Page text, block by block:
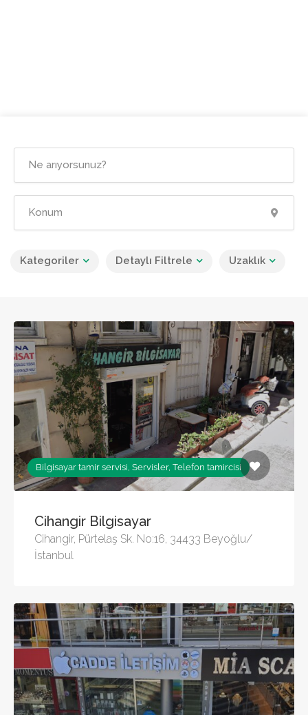
Kategoriler Detaylı Filtrele Uzaklık
Bilgisayar tamir servisi, Servisler, Telefon tamircisi
Cihangir Bilgisayar
Cihangir, Pürtelaş Sk. No:16, 34433 Beyoğlu/
İstanbul